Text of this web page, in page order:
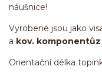
náušnice!
Vyrobené jsou jako
a kov.
Orientační délka